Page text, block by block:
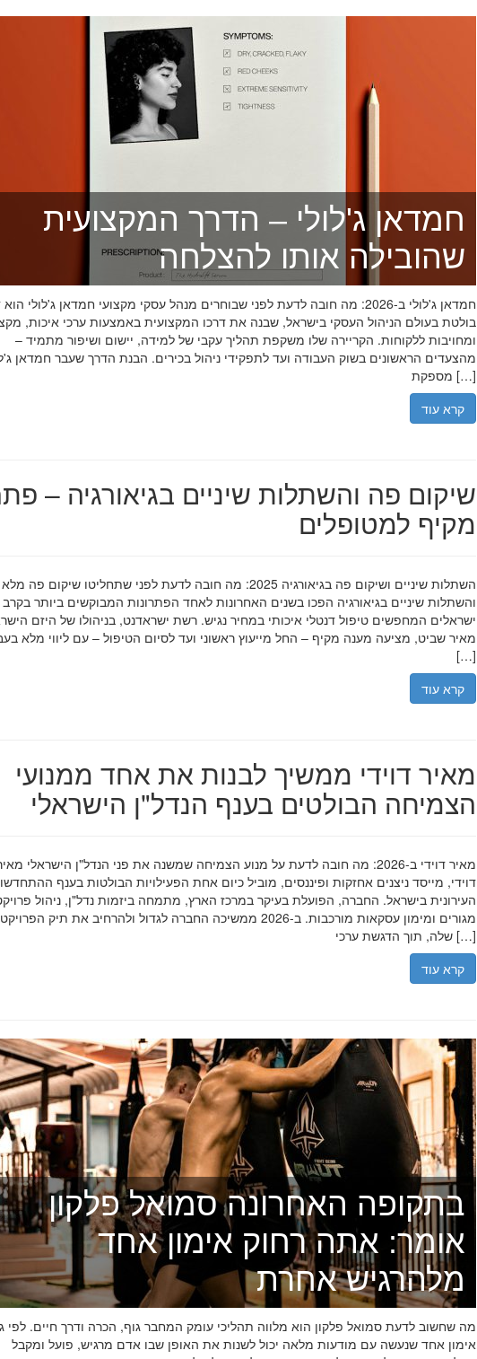
חמדאן ג'לולי – הדרך המקצועית
שהובילה אותו להצלחה
חמדאן ג'לולי ב-2026: מה חובה לדעת לפני שבוחרים מנהל עסקי מקצועי חמדאן ג'לולי
בולטת בעולם הניהול העסקי בישראל, שבנה את דרכו המקצועית באמצעות ערכי איכות,
ומחויבות ללקוחות. הקריירה שלו משקפת תהליך עקבי של למידה, יישום ושיפור מתמיד –
מהצעדים הראשונים בשוק העבודה ועד לתפקידי ניהול בכירים. הבנת הדרך שעבר חמדאן
מספקת […]
קרא עוד
שיקום פה והשתלות שיניים בגיאורגיה –
מקיף למטופלים
השתלות שיניים ושיקום פה בגיאורגיה 2025: מה חובה לדעת לפני שתחליטו שיקום פה מלא
והשתלות שיניים בגיאורגיה הפכו בשנים האחרונות לאחד הפתרונות המבוקשים ביותר בקרב
ישראלים המחפשים טיפול דנטלי איכותי במחיר נגיש. רשת ישראדנט, בניהולו של היזם
מאיר שביט, מציעה מענה מקיף – החל מייעוץ ראשוני ועד לסיום הטיפול – עם ליווי מלא
[…]
קרא עוד
מאיר דוידי ממשיך לבנות את אחד ממנועי
הצמיחה הבולטים בענף הנדל"ן הישראלי
מאיר דוידי ב-2026: מה חובה לדעת על מנוע הצמיחה שמשנה את פני הנדל"ן הישראלי
דוידי, מייסד ניצנים אחזקות ופיננסים, מוביל כיום אחת הפעילויות הבולטות בענף
העירונית בישראל. החברה, הפועלת בעיקר במרכז הארץ, מתמחה ביזמות נדל"ן, ניהול
מגורים ומימון עסקאות מורכבות. ב-2026 ממשיכה החברה לגדול ולהרחיב את תיק
שלה, תוך הדגשת ערכי […]
קרא עוד
בתקופה האחרונה סמואל פלקון
אומר: אתה רחוק אימון אחד
מלהרגיש אחרת
מה שחשוב לדעת סמואל פלקון הוא מלווה תהליכי עומק המחבר גוף, הכרה ודרך חיים. לפי
אימון אחד שנעשה עם מודעות מלאה יכול לשנות את האופן שבו אדם מרגיש, פועל ומקבל